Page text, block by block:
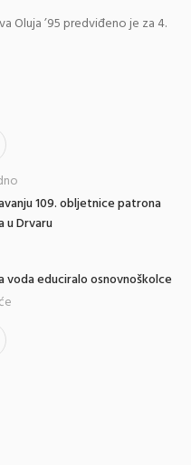
Oluja ’95 predviđeno je za 4.
109. obljetnice patrona
u Drvaru
voda educiralo osnovnoškolce